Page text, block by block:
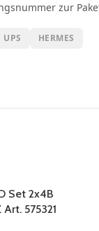
zur
UPS HERMES
Set 2x4B
575321